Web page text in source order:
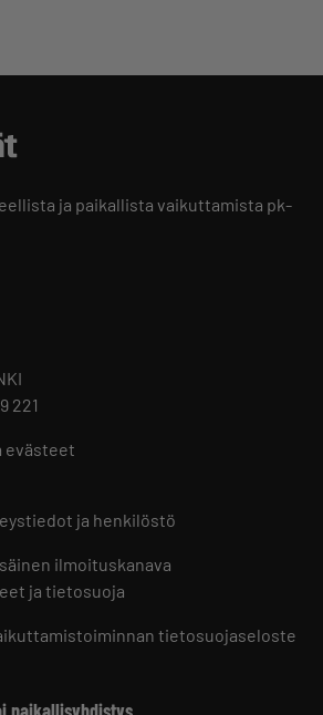
ja paikallista vaikuttamista pk-
221
evästeet
ja henkilöstö
ilmoituskanava
ja tietosuoja
tietosuojaseloste